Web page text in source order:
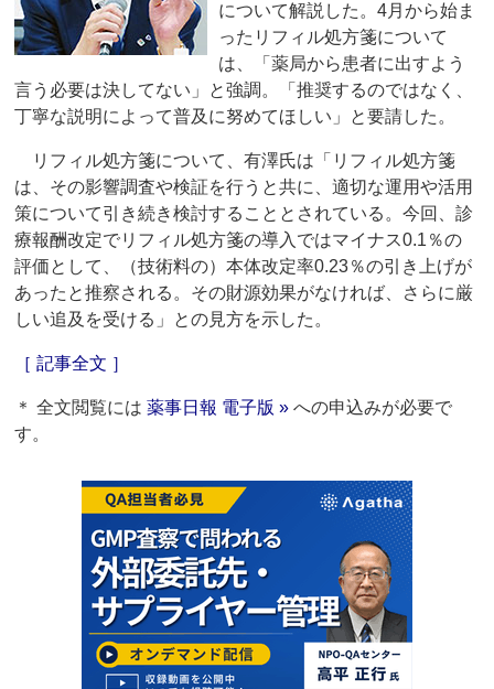
について解説した。4月から始ま
ったリフィル処方箋について
は、「薬局から患者に出すよう
言う必要は決してない」と強調。「推奨するのではなく、
丁寧な説明によって普及に努めてほしい」と要請した。
リフィル処方箋について、有澤氏は「リフィル処方箋
は、その影響調査や検証を行うと共に、適切な運用や活用
策について引き続き検討することとされている。今回、診
療報酬改定でリフィル処方箋の導入ではマイナス0.1％の
評価として、（技術料の）本体改定率0.23％の引き上げが
あったと推察される。その財源効果がなければ、さらに厳
しい追及を受ける」との見方を示した。
［ 記事全文 ］
＊ 全文閲覧には薬事日報 電子版 » への申込みが必要で
す。